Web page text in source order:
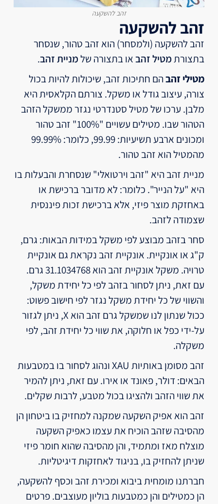
זהב להשקעה​
זהב להשקעה (ולמסחר) הוא זהב טהור, שנסחר
בתצורתמטיל זהב או בתצורה שלמניית זהב.
מטילי זהבהם חתיכות זהב, שיכולות להיות בכול
צורה, עיצוב גודל או משקל. צורתם הקלאסית היא
מלבן. ערכו של מטיל סטנדרטי נגזר ממשקל הזהב
הטהור שבו. מטילים עשויים "100%" זהב טהור
ומכונים ארבע תשיעיות: 99.99, כלומר: 99.99%
מהמטיל הוא זהב טהור.
מניית זהב היא "זהב וירטואלי" שנסחרת והבעלות בו
היא "על הנייר". כלומר: לא מדובר ברכישת או
באחזקת מוצר פיזי, אלא ברכישת זכות פיננסית
שצמודה לזהב.
סחר בזהב מבוצע לפי משקל במידות הבאות: גרם,
ק"ג או אונקיית. אונקיית זהב נקראת גם אונקיית
טרויה. משקל אונקיית זהב הוא 31.1034768 גרם.
עם זאת, ניתן לסחור בזהב לפי כל יחידת משקל,
והשווי של כל יחידת משקל נגזר לפי חישוב פשוט:
ככול שנתון לנו שמשקל גרם זהב הוא X, ניתן לגזור
על-ידי כפל או חלוקה, את שווי כל יחידת זהב, לפי
משקלה.
זהב מסומן באותיות XAU ונהוג לסחור בו במטבעות
הבאים: דולר, פאונד או אירו. עם זאת, ניתן להמיר
את שווי הזהב ולהציגו בכול מטבע, לרבות שקלים.
זהב הוא אפיק השקעה שמקנה למחזיק בו ביטחון הן
מהסיבה שזהב הוכיח את עצמו כאפיק השקעה
מוצלח מאז ומתמיד, והן מהסיבה שהוא חומר פיזי
שניתן להחזיק בו, בניגוד לאחזקות דיגיטליות.
חברתנו מומחית ביבוא ומכירת זהב וכסף להשקעה,
הן כמטילים והן כמטבעות בוליון מעוצבים. פרטים
זהב להשקעה